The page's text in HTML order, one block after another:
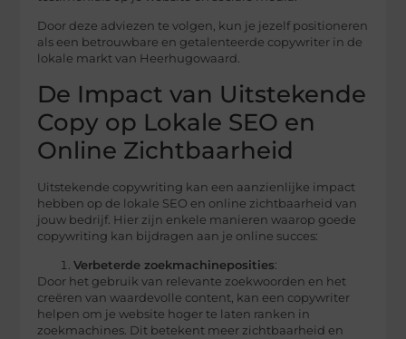
Door deze adviezen te volgen, kun je jezelf positioneren
als een betrouwbare en getalenteerde copywriter in de
lokale markt van Heerhugowaard.
De Impact van Uitstekende
Copy op Lokale SEO en
Online Zichtbaarheid
Uitstekende copywriting kan een aanzienlijke impact
hebben op de lokale SEO en online zichtbaarheid van
jouw bedrijf. Hier zijn enkele manieren waarop goede
copywriting kan bijdragen aan je online succes:
Verbeterde zoekmachineposities:
Door het gebruik van relevante zoekwoorden en het
creëren van waardevolle content, kan een copywriter
helpen om je website hoger te laten ranken in
zoekmachines. Dit betekent meer zichtbaarheid en